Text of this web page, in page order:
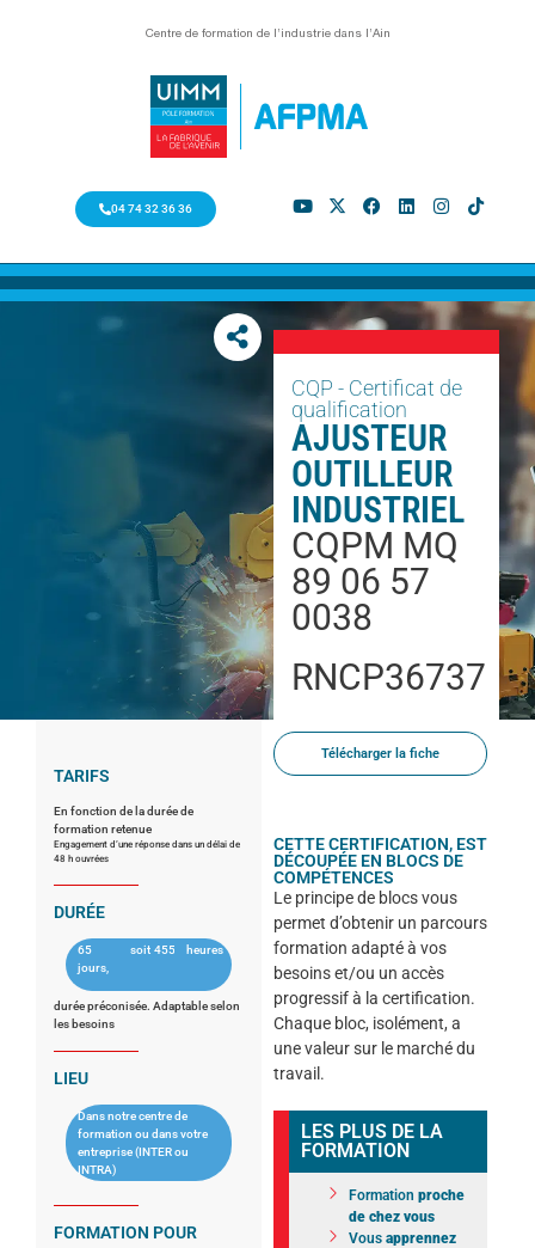
Centre de formation de l’industrie dans l’Ain
04 74 32 36 36
CQP - Certificat de
qualification
AJUSTEUR
OUTILLEUR
INDUSTRIEL
CQPM MQ
89 06 57
0038
RNCP36737
TARIFS
En fonction de la durée de
formation retenue
Engagement d’une réponse dans un délai de
48 h ouvrées
DURÉE
65
jours,
soit 455 heures
durée préconisée. Adaptable selon
les besoins
LIEU
Dans notre centre de
formation ou dans votre
entreprise (INTER ou
INTRA)
FORMATION POUR
Télécharger la fiche
CETTE CERTIFICATION, EST
DÉCOUPÉE EN BLOCS DE
COMPÉTENCES
Le principe de blocs vous
permet d’obtenir un parcours
formation adapté à vos
besoins et/ou un accès
progressif à la certification.
Chaque bloc, isolément, a
une valeur sur le marché du
travail.
LES PLUS DE LA
FORMATION
Formation proche
de chez vous
Vousapprennez